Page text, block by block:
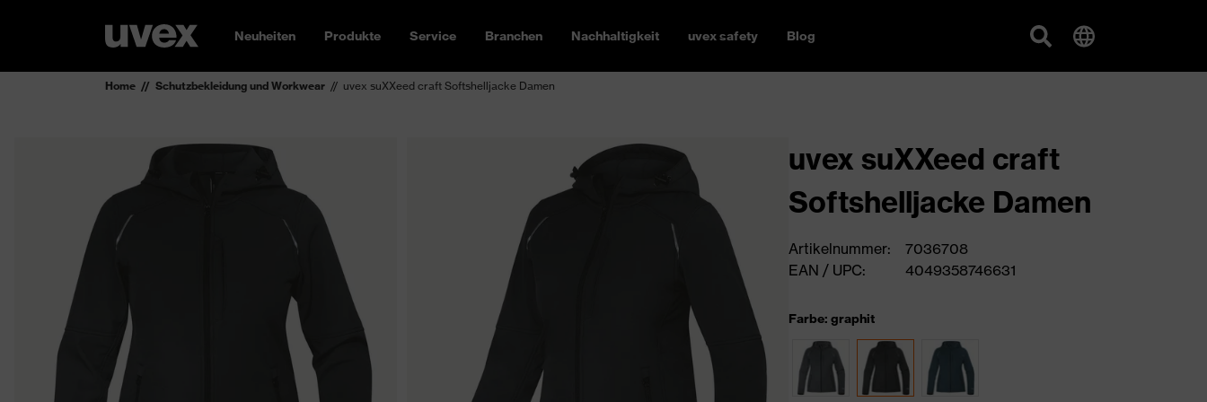
Neuheiten Produkte Service Branchen Nachhaltigkeit uvex safety Blog
Home Schutzbekleidung und Workwear uvex suXXeed craft Softshelljacke Damen
uvex suXXeed craft
Softshelljacke Damen
Artikelnummer:
7036708
EAN / UPC:
4049358746631
Farbe: graphit